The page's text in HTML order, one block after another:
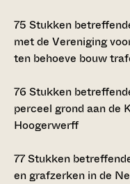
75 Stukken
met de Vereniging
ten behoeve bouw
76 Stukken
perceel grond aan de
Hoogerwerff
77Stukken
en grafzerken in de